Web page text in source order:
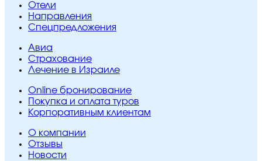
Отели
Направления
Спецпредложения
Авиа
Страхование
Лечение в Израиле
Online бронирование
Покупка и оплата туров
Корпоративным клиентам
O компании
Отзывы
Новости